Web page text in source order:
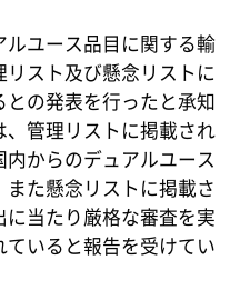
ユース品目に関する輸
スト及び懸念リストに
の発表を行ったと承知
、管理リストに掲載され
からのデュアルユース
た懸念リストに掲載さ
当たり厳格な審査を実
いると報告を受けてい